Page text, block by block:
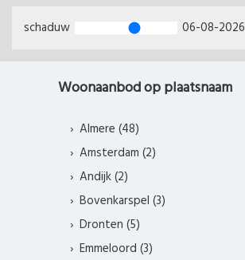
schaduw 06-08-2026
Woonaanbod op plaatsnaam
Almere (48)
Amsterdam (2)
Andijk (2)
Bovenkarspel (3)
Dronten (5)
Emmeloord (3)